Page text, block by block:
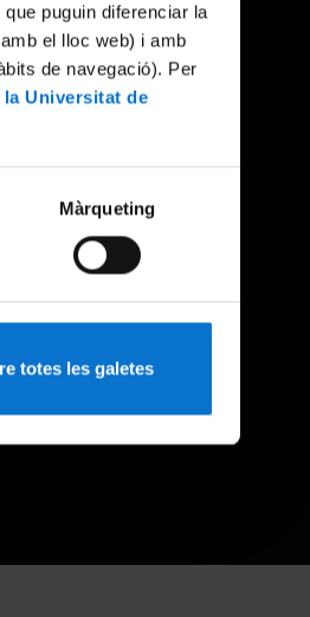
puguin diferenciar la
el lloc web) i amb
de navegació). Per
Universitat de
Màrqueting
totes les galetes